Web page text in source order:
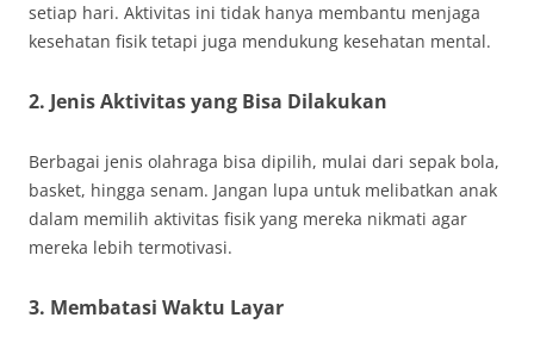
setiap hari. Aktivitas ini tidak hanya membantu menjaga
kesehatan fisik tetapi juga mendukung kesehatan mental.
2. Jenis Aktivitas yang Bisa Dilakukan
Berbagai jenis olahraga bisa dipilih, mulai dari sepak bola,
basket, hingga senam. Jangan lupa untuk melibatkan anak
dalam memilih aktivitas fisik yang mereka nikmati agar
mereka lebih termotivasi.
3. Membatasi Waktu Layar